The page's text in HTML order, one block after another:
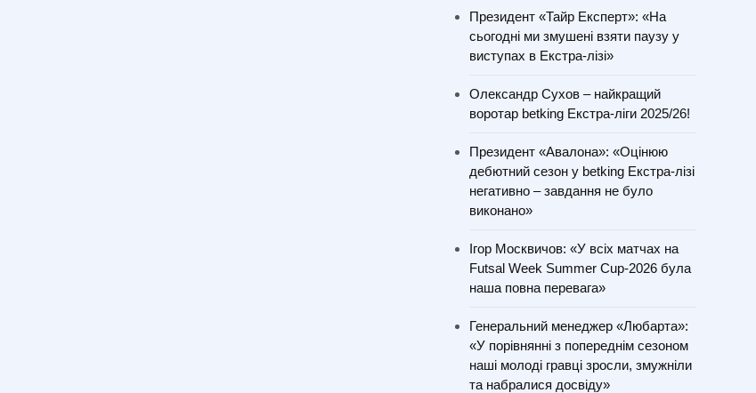
Президент «Тайр Експерт»: «На
сьогодні ми змушені взяти паузу у
виступах в Екстра-лізі»
Олександр Сухов – найкращий
воротар betking Екстра-ліги 2025/26!
Президент «Авалона»: «Оцінюю
дебютний сезон у betking Екстра-лізі
негативно – завдання не було
виконано»
Ігор Москвичов: «У всіх матчах на
Futsal Week Summer Cup-2026 була
наша повна перевага»
Генеральний менеджер «Любарта»:
«У порівнянні з попереднім сезоном
наші молоді гравці зросли, змужніли
та набралися досвіду»